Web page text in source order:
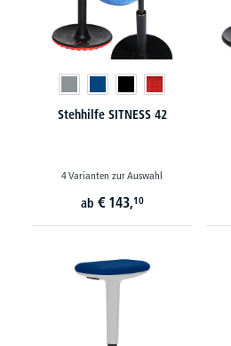
Stehhilfe SITNESS 42
4 Varianten zur Auswahl
ab € 143,10